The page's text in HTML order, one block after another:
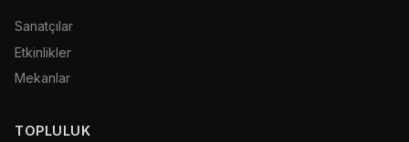
Sanatçılar
Etkinlikler
Mekanlar
TOPLULUK